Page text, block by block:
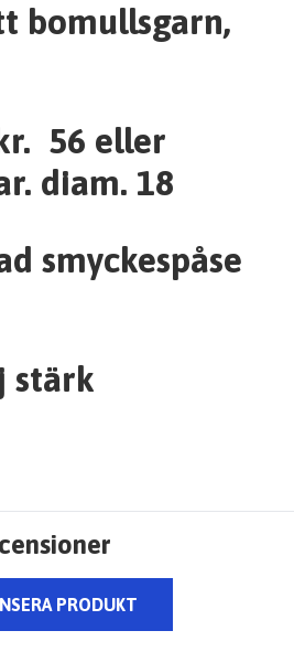
bomullsgarn,
56 eller
diam. 18
smyckespåse
stärk
PRODUKT